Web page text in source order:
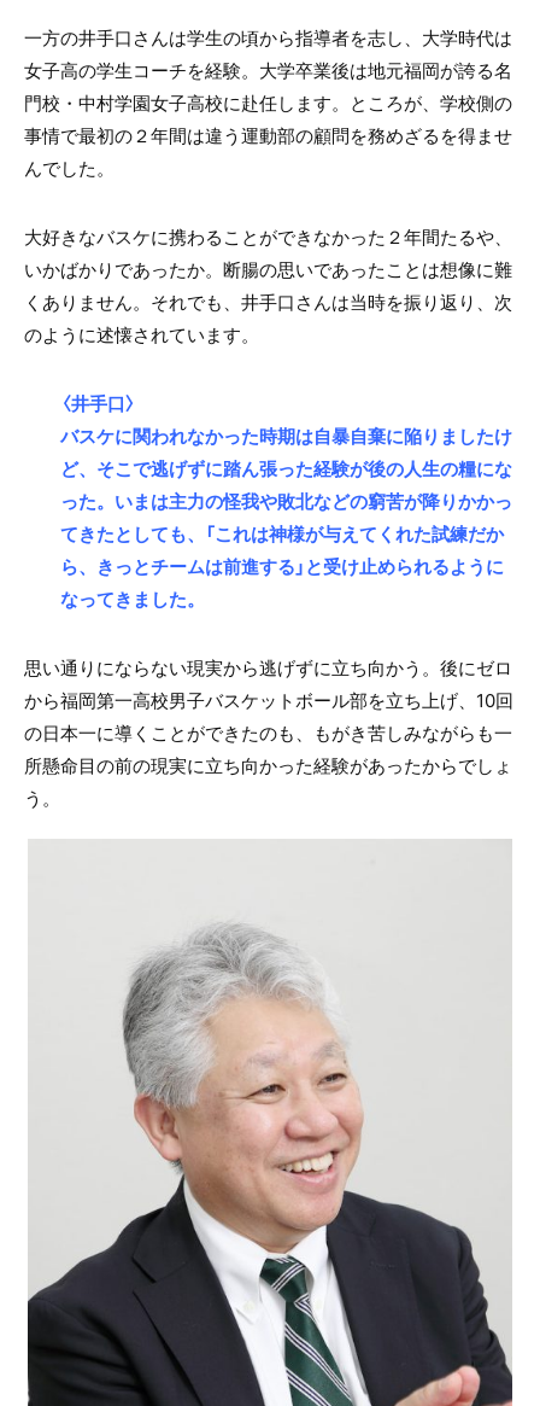
一方の井手口さんは学生の頃から指導者を志し、大学時代は
女子高の学生コーチを経験。大学卒業後は地元福岡が誇る名
門校・中村学園女子高校に赴任します。ところが、学校側の
事情で最初の２年間は違う運動部の顧問を務めざるを得ませ
んでした。
大好きなバスケに携わることができなかった２年間たるや、
いかばかりであったか。断腸の思いであったことは想像に難
くありません。それでも、井手口さんは当時を振り返り、次
のように述懐されています。
〈井手口〉
バスケに関われなかった時期は自暴自棄に陥りましたけ
ど、そこで逃げずに踏ん張った経験が後の人生の糧にな
った。いまは主力の怪我や敗北などの窮苦が降りかかっ
てきたとしても、「これは神様が与えてくれた試練だか
ら、きっとチームは前進する」と受け止められるように
なってきました。
思い通りにならない現実から逃げずに立ち向かう。後にゼロ
から福岡第一高校男子バスケットボール部を立ち上げ、10回
の日本一に導くことができたのも、もがき苦しみながらも一
所懸命目の前の現実に立ち向かった経験があったからでしょ
う。